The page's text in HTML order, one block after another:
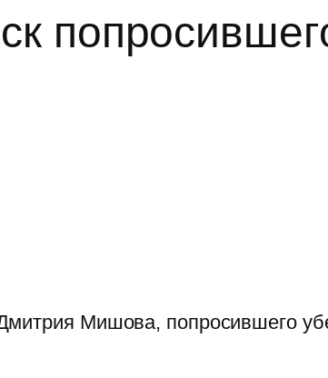
Мишова, попросившего